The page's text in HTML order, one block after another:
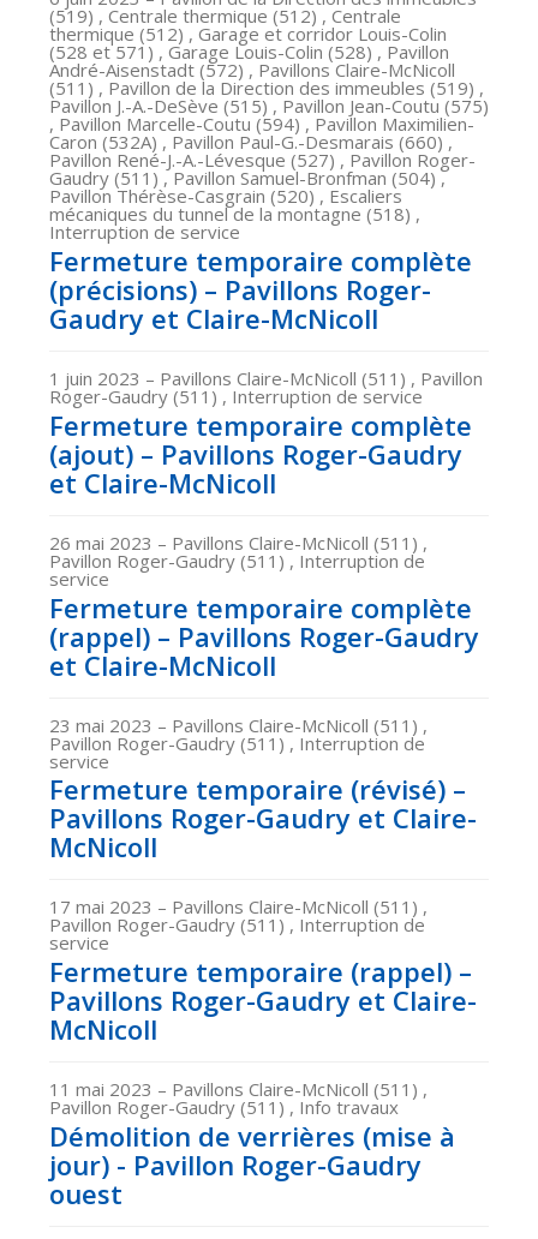
(519) , Centrale thermique (512) , Centrale
thermique (512) , Garage et corridor Louis-Colin
(528 et 571) , Garage Louis-Colin (528) , Pavillon
André-Aisenstadt (572) , Pavillons Claire-McNicoll
(511) , Pavillon de la Direction des immeubles (519) ,
Pavillon J.-A.-DeSève (515) , Pavillon Jean-Coutu (575)
, Pavillon Marcelle-Coutu (594) , Pavillon Maximilien-
Caron (532A) , Pavillon Paul-G.-Desmarais (660) ,
Pavillon René-J.-A.-Lévesque (527) , Pavillon Roger-
Gaudry (511) , Pavillon Samuel-Bronfman (504) ,
Pavillon Thérèse-Casgrain (520) , Escaliers
mécaniques du tunnel de la montagne (518) ,
Interruption de service
Fermeture temporaire complète
(précisions) – Pavillons Roger-
Gaudry et Claire-McNicoll
1 juin 2023 – Pavillons Claire-McNicoll (511) , Pavillon
Roger-Gaudry (511) , Interruption de service
Fermeture temporaire complète
(ajout) – Pavillons Roger-Gaudry
et Claire-McNicoll
26 mai 2023 – Pavillons Claire-McNicoll (511) ,
Pavillon Roger-Gaudry (511) , Interruption de
service
Fermeture temporaire complète
(rappel) – Pavillons Roger-Gaudry
et Claire-McNicoll
23 mai 2023 – Pavillons Claire-McNicoll (511) ,
Pavillon Roger-Gaudry (511) , Interruption de
service
Fermeture temporaire (révisé) –
Pavillons Roger-Gaudry et Claire-
McNicoll
17 mai 2023 – Pavillons Claire-McNicoll (511) ,
Pavillon Roger-Gaudry (511) , Interruption de
service
Fermeture temporaire (rappel) –
Pavillons Roger-Gaudry et Claire-
McNicoll
11 mai 2023 – Pavillons Claire-McNicoll (511) ,
Pavillon Roger-Gaudry (511) , Info travaux
Démolition de verrières (mise à
jour) - Pavillon Roger-Gaudry
ouest